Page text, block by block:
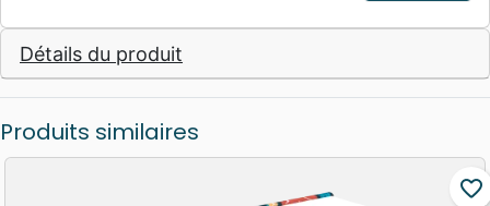
travail. « L’original » : le premier objectif de
la Segond 21, c’est de rester le plus fidèle
possible à ce que dit le texte biblique dans les
l’araméen pour l’Ancien Testament, et le
grec pour le Nouveau Testament. « Avec les
mots d’aujourd’hu i» : le deuxième objectif de
Détails du produit
Produits similaires
favorite_border